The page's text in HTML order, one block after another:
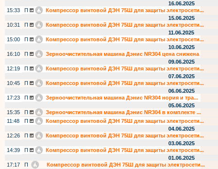
16.06.2025
15:33
П
Компрессор винтовой ДЭН 75Ш для защиты электросети...
15.06.2025
10:31
П
Компрессор винтовой ДЭН 75Ш для защиты электросети...
11.06.2025
15:00
П
Компрессор винтовой ДЭН 75Ш для защиты электросети...
10.06.2025
16:10
П
Зерноочистительная машина Дэнис NR304 цена снижена
09.06.2025
12:19
П
Компрессор винтовой ДЭН 75Ш для защиты электросети...
07.06.2025
10:45
П
Компрессор винтовой ДЭН 75Ш для защиты электросети...
06.06.2025
17:23
П
Зерноочистительная машина Дэнис NR304 нория и тра...
05.06.2025
15:35
П
Зерноочистительная машина Дэнис NR304 в комплекте ...
11:48
П
Компрессор винтовой ДЭН 75Ш для защиты электросети...
04.06.2025
12:26
П
Компрессор винтовой ДЭН 75Ш для защиты электросети...
03.06.2025
14:39
П
Компрессор винтовой ДЭН 75Ш для защиты электросети...
01.06.2025
17:17
П
Компрессор винтовой ДЭН 75Ш для защиты электросети...